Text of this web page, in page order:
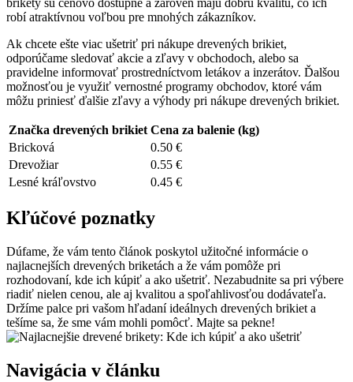
brikety sú cenovo ‌dostupné a zároveň majú dobrú⁣ kvalitu, čo ich
robí atraktívnou⁤ voľbou pre mnohých zákazníkov.
Ak chcete ešte⁤ viac ušetriť pri nákupe drevených⁢ brikiet,
odporúčame sledovať⁢ akcie a ‌zľavy v obchodoch, ⁣alebo sa
pravidelne ⁢informovať⁢ prostredníctvom letákov a inzerátov. Ďalšou
možnosťou je ‍využiť ‍vernostné programy obchodov, ktoré vám⁤
môžu priniesť ďalšie zľavy a výhody⁤ pri nákupe​ drevených brikiet.
Značka drevených brikiet Cena za ‌balenie (kg)
Bricková
0.50 €
Drevožiar
0.55 €
Lesné kráľovstvo
0.45 ⁣€
Kľúčové⁤ poznatky
Dúfame, že ⁣vám⁤ tento článok ​poskytol‌ užitočné ​informácie o
najlacnejších drevených briketách a že vám pomôže​ pri
rozhodovaní, kde ⁣ich kúpiť a ako ušetriť. Nezabudnite sa pri výbere
riadiť nielen cenou, ‍ale aj ‌kvalitou a ⁢spoľahlivosťou dodávateľa.
Držíme ⁣palce pri vašom hľadaní ideálnych⁤ drevených brikiet⁣ a
tešíme sa, že sme vám mohli pomôcť. Majte sa pekne!
Navigácia v článku